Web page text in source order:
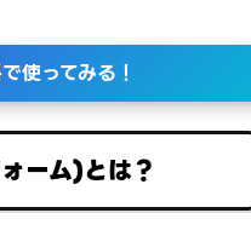
使ってみる！
ーム)とは？